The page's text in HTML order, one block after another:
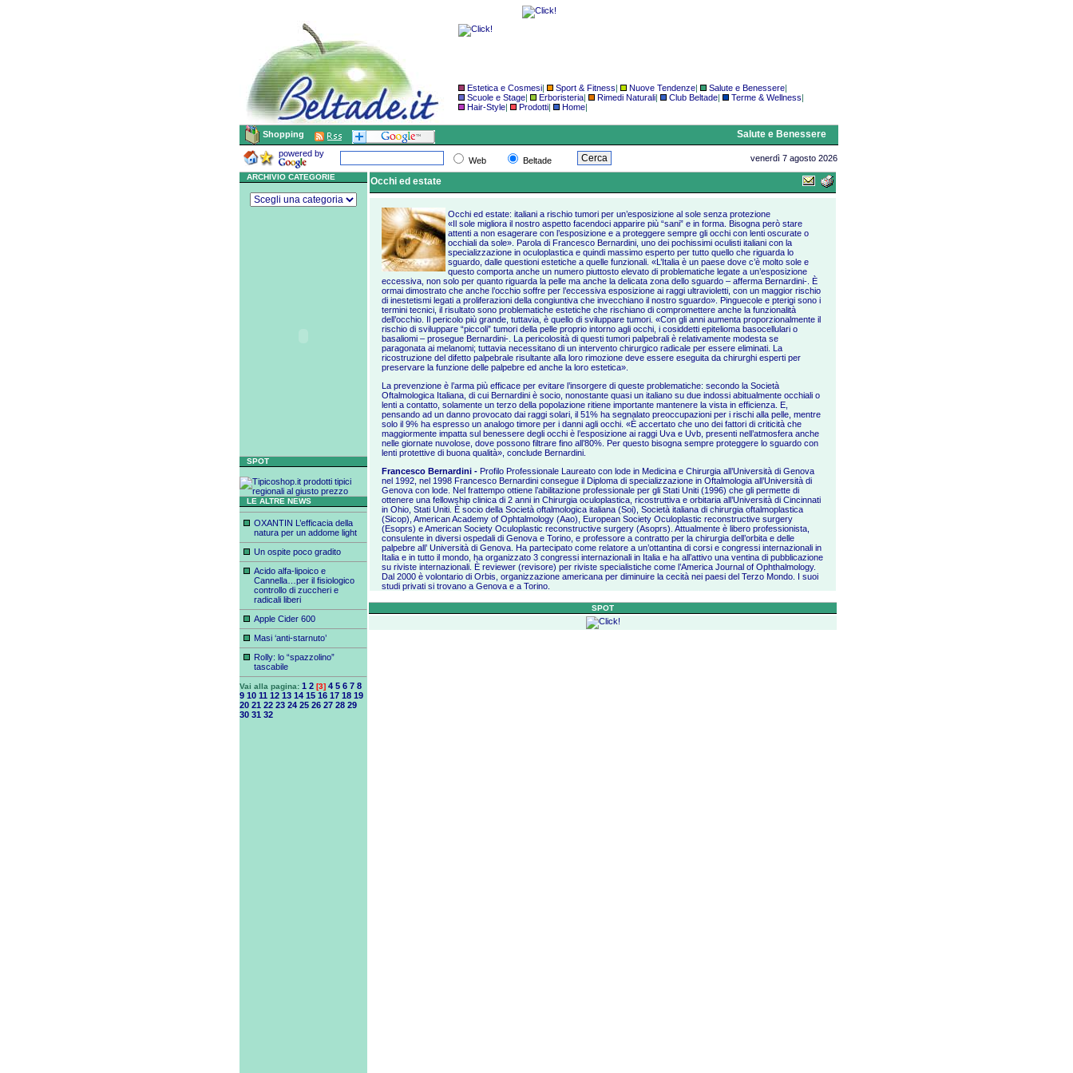
Estetica e Cosmesi| Sport & Fitness| Nuove Tendenze| Salute e Benessere|
Scuole e Stage| Erboristeria| Rimedi Naturali| Club Beltade| Terme & Wellness|
Hair-Style| Prodotti| Home|
Shopping Salute e Benessere
powered by
Web Beltade venerdì 7 agosto 2026
ARCHIVIO CATEGORIE
SPOT
LE ALTRE NEWS
OXANTIN L’efficacia della
natura per un addome light
Un ospite poco gradito
Acido alfa-lipoico e
Cannella…per il fisiologico
controllo di zuccheri e
radicali liberi
Apple Cider 600
Masi ‘anti-starnuto’
Rolly: lo “spazzolino”
tascabile
Vai alla pagina: 1 2 [3] 4 5 6 7 8
9 10 11 12 13 14 15 16 17 18 19
20 21 22 23 24 25 26 27 28 29
30 31 32
Occhi ed estate
Occhi ed estate: italiani a rischio tumori per un’esposizione al sole senza protezione
«Il sole migliora il nostro aspetto facendoci apparire più “sani” e in forma. Bisogna però stare
attenti a non esagerare con l’esposizione e a proteggere sempre gli occhi con lenti oscurate o
occhiali da sole». Parola di Francesco Bernardini, uno dei pochissimi oculisti italiani con la
specializzazione in oculoplastica e quindi massimo esperto per tutto quello che riguarda lo
sguardo, dalle questioni estetiche a quelle funzionali. «L’Italia è un paese dove c’è molto sole e
questo comporta anche un numero piuttosto elevato di problematiche legate a un’esposizione
eccessiva, non solo per quanto riguarda la pelle ma anche la delicata zona dello sguardo – afferma Bernardini-. È
ormai dimostrato che anche l’occhio soffre per l’eccessiva esposizione ai raggi ultravioletti, con un maggior rischio
di inestetismi legati a proliferazioni della congiuntiva che invecchiano il nostro sguardo». Pinguecole e pterigi sono i
termini tecnici, il risultato sono problematiche estetiche che rischiano di compromettere anche la funzionalità
dell’occhio. Il pericolo più grande, tuttavia, è quello di sviluppare tumori. «Con gli anni aumenta proporzionalmente il
rischio di sviluppare “piccoli” tumori della pelle proprio intorno agli occhi, i cosiddetti epitelioma basocellulari o
basaliomi – prosegue Bernardini-. La pericolosità di questi tumori palpebrali è relativamente modesta se
paragonata ai melanomi; tuttavia necessitano di un intervento chirurgico radicale per essere eliminati. La
ricostruzione del difetto palpebrale risultante alla loro rimozione deve essere eseguita da chirurghi esperti per
preservare la funzione delle palpebre ed anche la loro estetica».
La prevenzione è l’arma più efficace per evitare l’insorgere di queste problematiche: secondo la Società
Oftalmologica Italiana, di cui Bernardini è socio, nonostante quasi un italiano su due indossi abitualmente occhiali o
lenti a contatto, solamente un terzo della popolazione ritiene importante mantenere la vista in efficienza. E,
pensando ad un danno provocato dai raggi solari, il 51% ha segnalato preoccupazioni per i rischi alla pelle, mentre
solo il 9% ha espresso un analogo timore per i danni agli occhi. «È accertato che uno dei fattori di criticità che
maggiormente impatta sul benessere degli occhi è l’esposizione ai raggi Uva e Uvb, presenti nell’atmosfera anche
nelle giornate nuvolose, dove possono filtrare fino all’80%. Per questo bisogna sempre proteggere lo sguardo con
lenti protettive di buona qualità», conclude Bernardini.
Francesco Bernardini - Profilo Professionale Laureato con lode in Medicina e Chirurgia all’Università di Genova
nel 1992, nel 1998 Francesco Bernardini consegue il Diploma di specializzazione in Oftalmologia all’Università di
Genova con lode. Nel frattempo ottiene l’abilitazione professionale per gli Stati Uniti (1996) che gli permette di
ottenere una fellowship clinica di 2 anni in Chirurgia oculoplastica, ricostruttiva e orbitaria all’Università di Cincinnati
in Ohio, Stati Uniti. È socio della Società oftalmologica italiana (Soi), Società italiana di chirurgia oftalmoplastica
(Sicop), American Academy of Ophtalmology (Aao), European Society Oculoplastic reconstructive surgery
(Esoprs) e American Society Oculoplastic reconstructive surgery (Asoprs). Attualmente è libero professionista,
consulente in diversi ospedali di Genova e Torino, e professore a contratto per la chirurgia dell’orbita e delle
palpebre all’ Università di Genova. Ha partecipato come relatore a un’ottantina di corsi e congressi internazionali in
Italia e in tutto il mondo, ha organizzato 3 congressi internazionali in Italia e ha all’attivo una ventina di pubblicazione
su riviste internazionali. È reviewer (revisore) per riviste specialistiche come l’America Journal of Ophthalmology.
Dal 2000 è volontario di Orbis, organizzazione americana per diminuire la cecità nei paesi del Terzo Mondo. I suoi
studi privati si trovano a Genova e a Torino.
SPOT